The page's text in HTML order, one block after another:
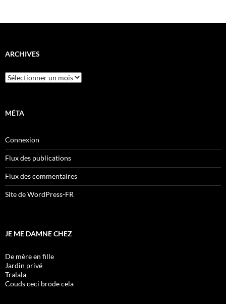
ARCHIVES
Archives
MÉTA
Connexion
Flux des publications
Flux des commentaires
Site de WordPress-FR
JE ME DAMNE CHEZ
De mère en fille
Jardin privé
Tralala
Couds ceci brode cela